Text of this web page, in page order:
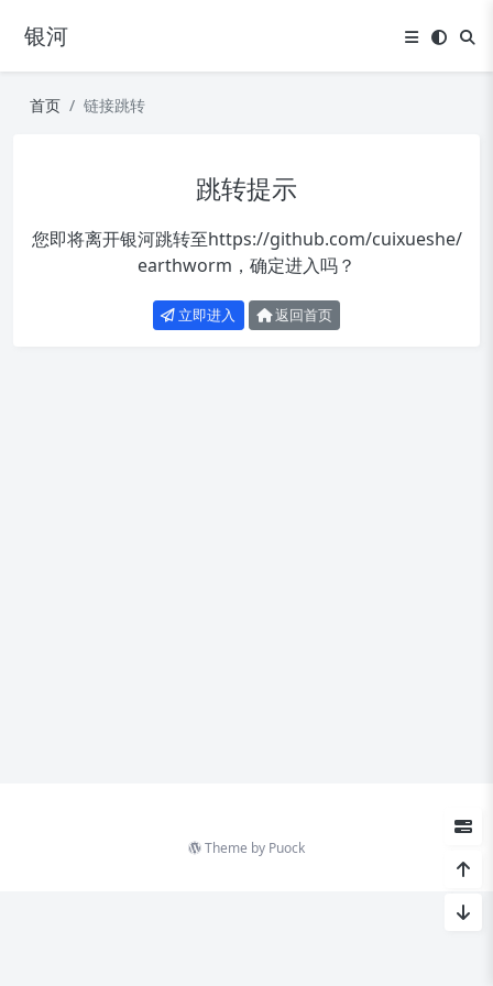
银河
首页 链接跳转
跳转提示
您即将离开银河跳转至https://github.com/cuixueshe/
earthworm ，确定进入吗？
立即进入 返回首页
Theme by Puock